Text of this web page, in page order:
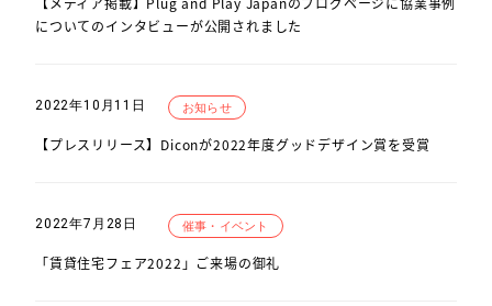
についてのインタビューが公開されました
【プレスリリース】Diconが2022年度グッドデザイン賞を受賞
2022年10月11日 お知らせ
「賃貸住宅フェア2022」ご来場の御礼
2022年7月28日 催事・イベント